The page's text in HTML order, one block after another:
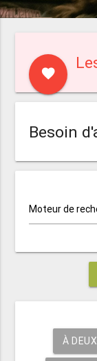
favorite
Besoin
Moteur de
À DEUX